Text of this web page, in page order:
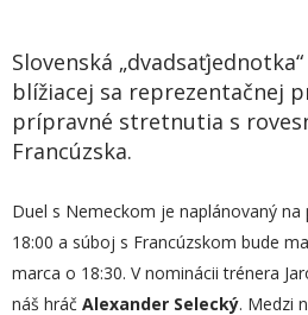
Slovenská
blížiacej sa reprezentačnej
prípravné stretnutia s
Francúzska.
Duel s Nemeckom je naplánovaný na
18:00 a súboj s Francúzskom bude
marca o 18:30. V nominácii trénera
náš hráč Alexander Selecký. Medzi